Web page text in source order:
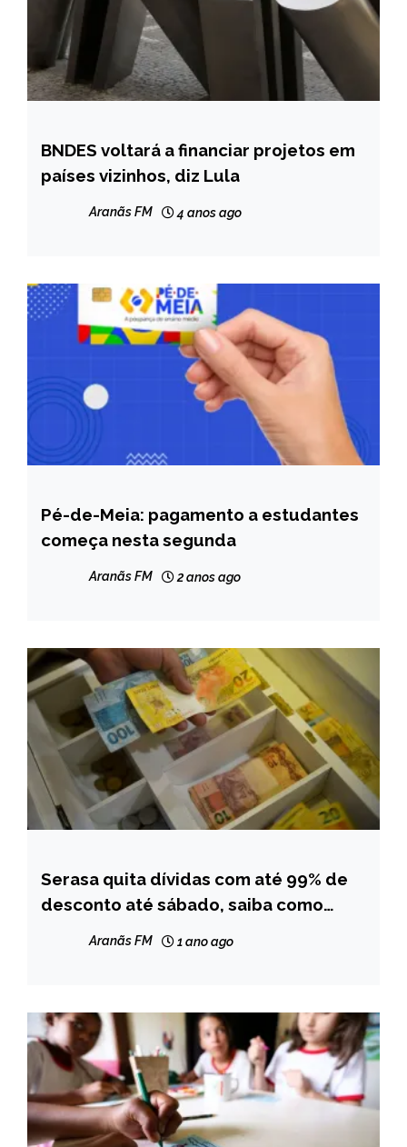
BRASIL
NOTÍCIAS
BNDES voltará a financiar projetos em
países vizinhos, diz Lula
Aranãs FM 4 anos ago
BRASIL
NOTÍCIAS
Pé-de-Meia: pagamento a estudantes
começa nesta segunda
Aranãs FM 2 anos ago
BRASIL
NOTÍCIAS
Serasa quita dívidas com até 99% de
desconto até sábado, saiba como
Aranãs FM 1 ano ago